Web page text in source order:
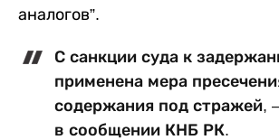
аналогов”.
С санкции суда к
применена мера
содержания под стражей,
в сообщении КНБ РК.